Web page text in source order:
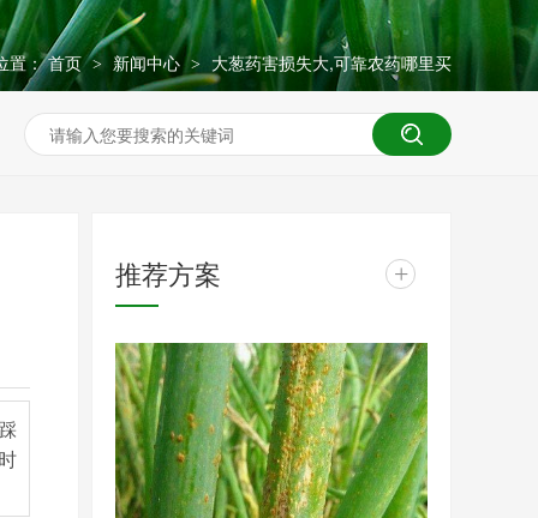
置： 首页 > 新闻中心 > 大葱药害损失大,可靠农药哪里买
推荐方案 +